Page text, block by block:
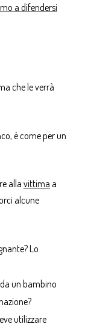
a difendersi
che le verrà
è come per un
alla vittima a
alcune
Lo
un bambino
utilizzare